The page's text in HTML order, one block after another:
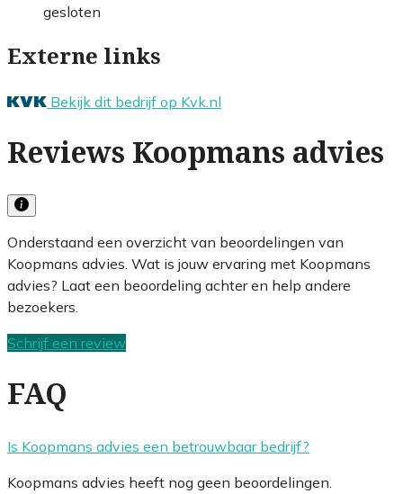
gesloten
Externe links
Bekijk dit bedrijf op Kvk.nl
Reviews Koopmans advies
Onderstaand een overzicht van beoordelingen van
Koopmans advies. Wat is jouw ervaring met Koopmans
advies? Laat een beoordeling achter en help andere
bezoekers.
Schrijf een review
FAQ
Is Koopmans advies een betrouwbaar bedrijf?
Koopmans advies heeft nog geen beoordelingen.